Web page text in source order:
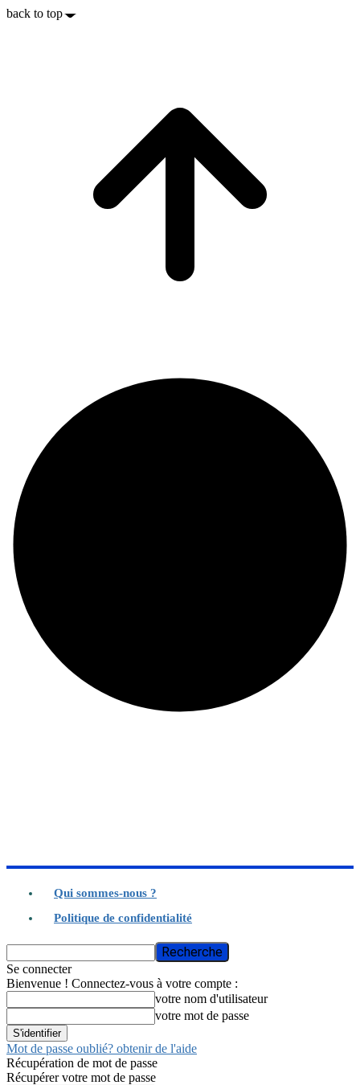
back to top
Qui sommes-nous ?
Politique de confidentialité
Se connecter
Bienvenue ! Connectez-vous à votre compte :
votre nom d'utilisateur
votre mot de passe
Mot de passe oublié? obtenir de l'aide
Récupération de mot de passe
Récupérer votre mot de passe